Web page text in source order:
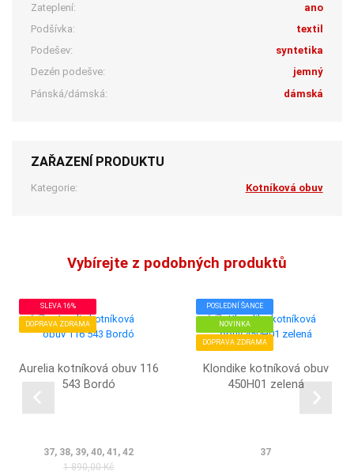
Zateplení:
ano
Podšívka:
textil
Podešev:
syntetika
Dezén podešve:
jemný
Pánská/dámská:
dámská
ZAŘAZENÍ PRODUKTU
Kategorie: Kotníková obuv
Vybírejte z podobných produktů
SLEVA 16%
DOPRAVA ZDRAMA
Aurelia kotníková obuv 116
543 Bordó
37, 38, 39, 40, 41, 42
1 890,00 Kč
POSLEDNÍ ŠANCE
NOVINKA
DOPRAVA ZDRAMA
Klondike kotníková obuv
450H01 zelená
37